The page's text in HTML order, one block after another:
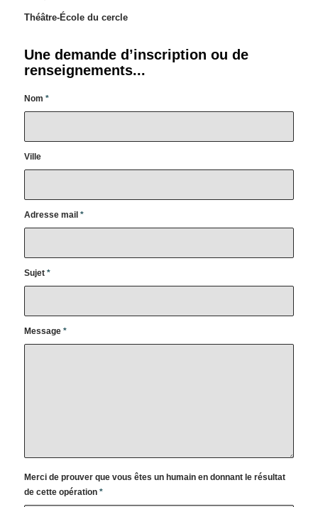
Théâtre-École du cercle
Une demande d’inscription ou de
renseignements...
Nom *
Ville
Adresse mail *
Sujet *
Message *
Merci de prouver que vous êtes un humain en donnant le résultat
de cette opération *